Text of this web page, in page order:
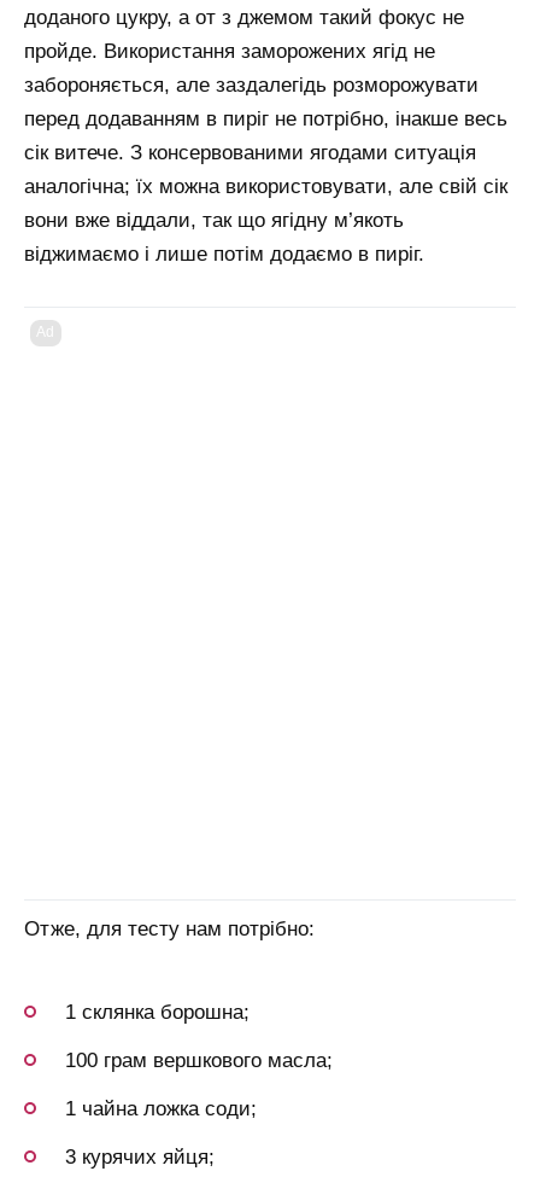
доданого цукру, а от з джемом такий фокус не
пройде. Використання заморожених ягід не
забороняється, але заздалегідь розморожувати
перед додаванням в пиріг не потрібно, інакше весь
сік витече. З консервованими ягодами ситуація
аналогічна; їх можна використовувати, але свій сік
вони вже віддали, так що ягідну м’якоть
віджимаємо і лише потім додаємо в пиріг.
Ad
Отже, для тесту нам потрібно:
1 склянка борошна;
100 грам вершкового масла;
1 чайна ложка соди;
3 курячих яйця;